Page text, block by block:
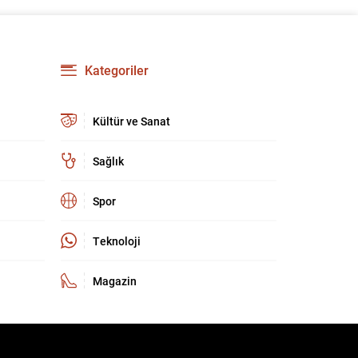
Kategoriler
Kültür ve Sanat
Sağlık
Spor
Teknoloji
Magazin